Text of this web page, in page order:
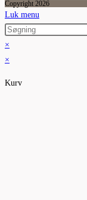
Copyright 2026
Luk menu
×
×
Kurv